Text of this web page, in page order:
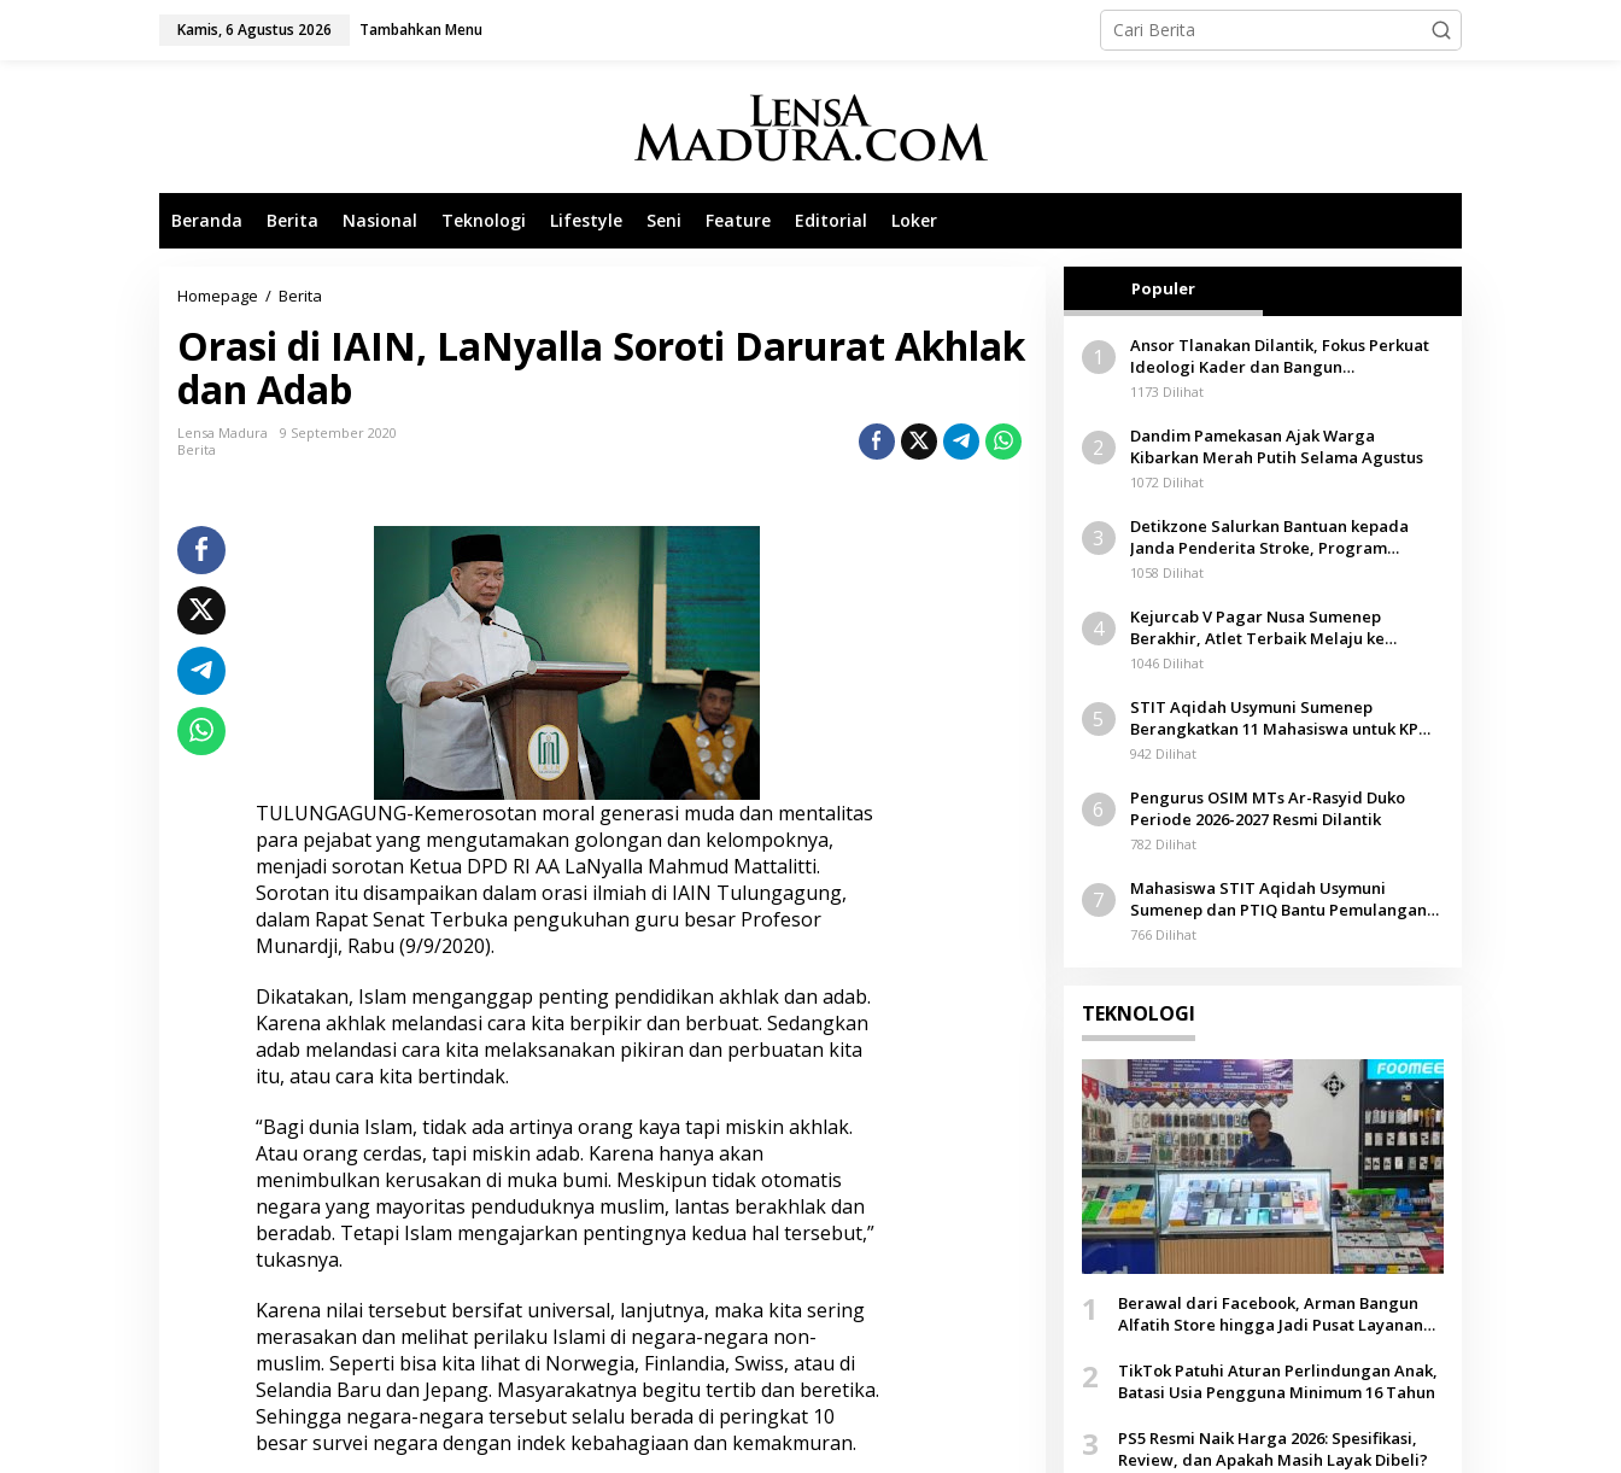
Kamis, 6 Agustus 2026 Tambahkan Menu
Beranda Berita Nasional Teknologi Lifestyle Seni Feature Editorial Loker
Homepage / Berita
i
d
i
t
i
D
r
u
r
t
k
h
l
k
a
n
A
d
a
b
Orasi di IAIN, LaNyalla Soroti Darurat Akhlak
dan Adab
Lensa Madura
9 September 2020
Berita
TULUNGAGUNG-Kemerosotan moral generasi muda dan mentalitas
para pejabat yang mengutamakan golongan dan kelompoknya,
menjadi sorotan Ketua DPD RI AA LaNyalla Mahmud Mattalitti.
Sorotan itu disampaikan dalam orasi ilmiah di IAIN Tulungagung,
dalam Rapat Senat Terbuka pengukuhan guru besar Profesor
Munardji, Rabu (9/9/2020).
Dikatakan, Islam menganggap penting pendidikan akhlak dan adab.
Karena akhlak melandasi cara kita berpikir dan berbuat. Sedangkan
adab melandasi cara kita melaksanakan pikiran dan perbuatan kita
itu, atau cara kita bertindak.
“Bagi dunia Islam, tidak ada artinya orang kaya tapi miskin akhlak.
Atau orang cerdas, tapi miskin adab. Karena hanya akan
menimbulkan kerusakan di muka bumi. Meskipun tidak otomatis
negara yang mayoritas penduduknya muslim, lantas berakhlak dan
beradab. Tetapi Islam mengajarkan pentingnya kedua hal tersebut,”
tukasnya.
Karena nilai tersebut bersifat universal, lanjutnya, maka kita sering
merasakan dan melihat perilaku Islami di negara-negara non-
muslim. Seperti bisa kita lihat di Norwegia, Finlandia, Swiss, atau di
Selandia Baru dan Jepang. Masyarakatnya begitu tertib dan beretika.
Sehingga negara-negara tersebut selalu berada di peringkat 10
besar survei negara dengan indek kebahagiaan dan kemakmuran.
Populer
1
Ansor Tlanakan Dilantik, Fokus Perkuat
Ideologi Kader dan Bangun
Kemandirian Ekonomi
1173 Dilihat
2
Dandim Pamekasan Ajak Warga
Kibarkan Merah Putih Selama Agustus
1072 Dilihat
3
Detikzone Salurkan Bantuan kepada
Janda Penderita Stroke, Program
Berbagi Masuki Hari ke-61
1058 Dilihat
4
Kejurcab V Pagar Nusa Sumenep
Berakhir, Atlet Terbaik Melaju ke
Kejurwil Jatim
1046 Dilihat
5
STIT Aqidah Usymuni Sumenep
Berangkatkan 11 Mahasiswa untuk KPM
Internasional di Malaysia
942 Dilihat
6
Pengurus OSIM MTs Ar-Rasyid Duko
Periode 2026-2027 Resmi Dilantik
782 Dilihat
7
Mahasiswa STIT Aqidah Usymuni
Sumenep dan PTIQ Bantu Pemulangan
Jenazah WNI Asal Aceh di Malaysia
766 Dilihat
TEKNOLOGI
1
Berawal dari Facebook, Arman Bangun
Alfatih Store hingga Jadi Pusat Layanan
2
TikTok Patuhi Aturan Perlindungan Anak,
Batasi Usia Pengguna Minimum 16 Tahun
3
PS5 Resmi Naik Harga 2026: Spesifikasi,
Review, dan Apakah Masih Layak Dibeli?